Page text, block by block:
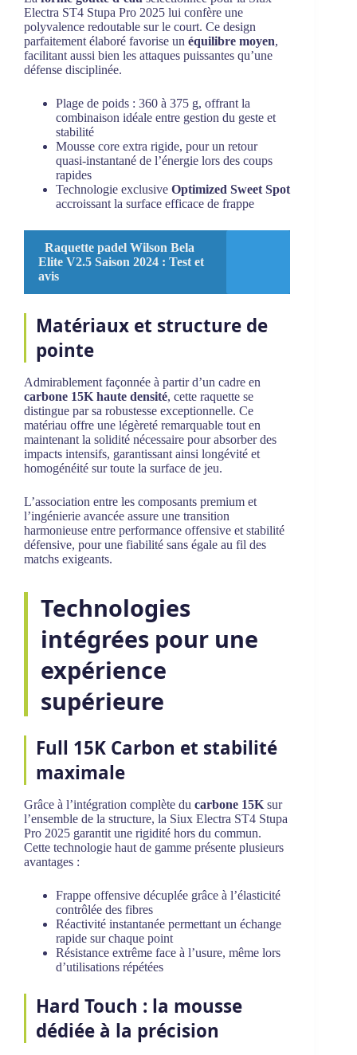
Electra ST4 Stupa Pro 2025 lui confère une
polyvalence redoutable sur le court. Ce design
parfaitement élaboré favorise un équilibre moyen,
facilitant aussi bien les attaques puissantes qu’une
défense disciplinée.
Plage de poids : 360 à 375 g, offrant la
combinaison idéale entre gestion du geste et
stabilité
Mousse core extra rigide, pour un retour
quasi-instantané de l’énergie lors des coups
rapides
Technologie exclusive Optimized Sweet Spot
accroissant la surface efficace de frappe
Raquette padel Wilson Bela
Elite V2.5 Saison 2024 : Test et
avis
Matériaux et structure de
pointe
Admirablement façonnée à partir d’un cadre en
carbone 15K haute densité, cette raquette se
distingue par sa robustesse exceptionnelle. Ce
matériau offre une légèreté remarquable tout en
maintenant la solidité nécessaire pour absorber des
impacts intensifs, garantissant ainsi longévité et
homogénéité sur toute la surface de jeu.
L’association entre les composants premium et
l’ingénierie avancée assure une transition
harmonieuse entre performance offensive et stabilité
défensive, pour une fiabilité sans égale au fil des
matchs exigeants.
Technologies
intégrées pour une
expérience
supérieure
Full 15K Carbon et stabilité
maximale
Grâce à l’intégration complète du carbone 15K sur
l’ensemble de la structure, la Siux Electra ST4 Stupa
Pro 2025 garantit une rigidité hors du commun.
Cette technologie haut de gamme présente plusieurs
avantages :
Frappe offensive décuplée grâce à l’élasticité
contrôlée des fibres
Réactivité instantanée permettant un échange
rapide sur chaque point
Résistance extrême face à l’usure, même lors
d’utilisations répétées
Hard Touch : la mousse
dédiée à la précision